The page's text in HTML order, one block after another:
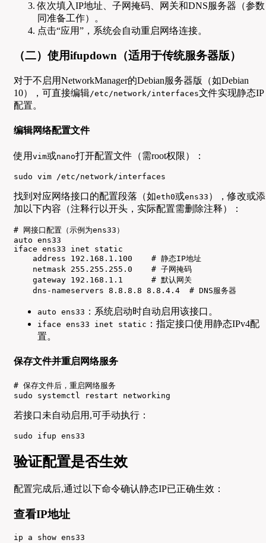
依次填入IP地址、子网掩码、网关和DNS服务器（参数
同准备工作）。
点击“应用”，系统会自动重启网络连接。
（二）使用ifupdown（适用于传统服务器版）
对于不启用NetworkManager的Debian服务器版（如Debian
10），可直接编辑/etc/network/interfaces文件实现静态IP
配置。
编辑网络配置文件
使用 vim或nano打开配置文件（需root权限）：
sudo vim /etc/network/interfaces
找到对应网络接口的配置段落（如eth0或ens33 ），修改或添
加以下内容（注释行以开头，实际配置需删除注释）：
# 网接口配置（示例为ens33）
auto ens33
iface ens33 inet static
    address 192.168.1.100    # 静态IP地址
    netmask 255.255.255.0    # 子网掩码
    gateway 192.168.1.1      # 默认网关
    dns-nameservers 8.8.8.8 8.8.4.4  # DNS服务器
auto ens33 ：系统启动时自动启用该接口。
iface ens33 inet static ：指定接口使用静态IPv4配
置。
保存文件并重启网络服务
# 保存文件后，重启网络服务
sudo systemctl restart networking
若接口未自动启用,可手动执行：
sudo ifup ens33
验证配置是否生效
配置完成后,通过以下命令确认静态IP已正确生效：
查看IP地址
ip a show ens33